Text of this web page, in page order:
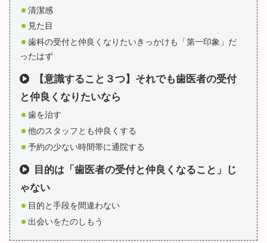
清潔感
見た目
歯科の受付と仲良くなりたいきっかけも「第一印象」だ
ったはず
【意識すること３つ】それでも歯医者の受付
と仲良くなりたいなら
歯を治す
他のスタッフとも仲良くする
予約の少ない時間帯に通院する
目的は「歯医者の受付と仲良くなること」じ
ゃない
目的と手段を間違わない
出会いをたのしもう